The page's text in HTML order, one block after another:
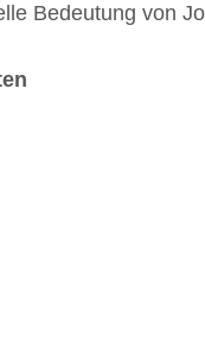
Bedeutung von